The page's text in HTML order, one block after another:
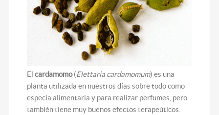
Elcardamomo(Elettaria cardamomum) es una
planta utilizada en nuestros días sobre todo como
especia alimentaria y para realizar perfumes, pero
también tiene muy buenos efectos terapeúticos.